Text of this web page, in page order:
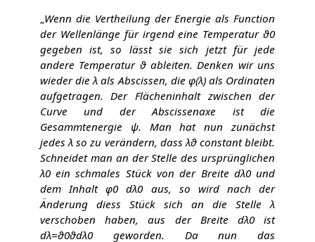
Wenn die Vertheilung der Energie als Function
der Wellenlänge für irgend eine Temperaturϑ0
gegeben ist, so lässt sie sich jetzt für jede
andere Temperatur ϑableiten. Denken wir uns
wieder dieλ als Abscissen, die φ(λ)als Ordinaten
aufgetragen. Der Flächeninhalt zwischen der
Curve und der Abscissenaxe ist die
Gesammtenergie ψ. Man hat nun zunächst
jedes λ so zu verändern, dass λϑconstant bleibt.
Schneidet man an der Stelle des ursprünglichen
λ0ein schmales Stück von der Breite dλ0und
dem Inhaltφ0 dλ0 aus, so wird nach der
Änderung diess Stück sich an die Stelleλ
verschoben haben, aus der Breite dλ0ist
dλ=ϑ0ϑdλ0geworden. Da nun das